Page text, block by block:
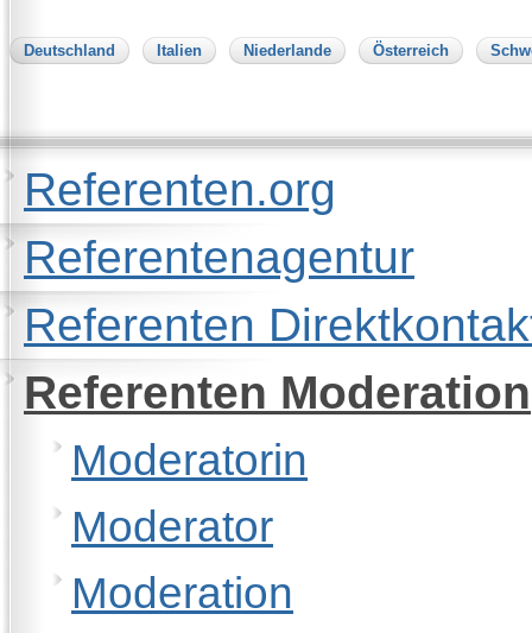
Deutschland Italien Niederlande Österreich
Referenten.org
Referentenagentur
Referenten
Referenten Moderation
Moderatorin
Moderator
Moderation